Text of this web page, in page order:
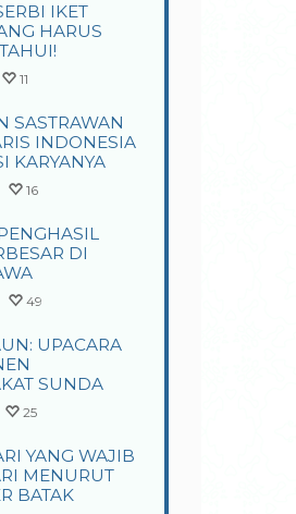
IKET
HARUS
11
SASTRAWAN
INDONESIA
KARYANYA
16
DI
49
UPACARA
SUNDA
25
YANG WAJIB
MENURUT
BATAK